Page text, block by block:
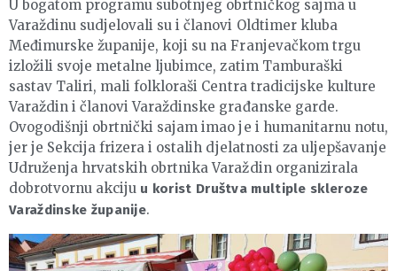
U bogatom programu subotnjeg obrtničkog sajma u
Varaždinu sudjelovali su i članovi Oldtimer kluba
Međimurske županije, koji su na Franjevačkom trgu
izložili svoje metalne ljubimce, zatim Tamburaški
sastav Taliri, mali folkloraši Centra tradicijske kulture
Varaždin i članovi Varaždinske građanske garde.
Ovogodišnji obrtnički sajam imao je i humanitarnu notu,
jer je Sekcija frizera i ostalih djelatnosti za uljepšavanje
Udruženja hrvatskih obrtnika Varaždin organizirala
dobrotvornu akciju u korist Društva multiple skleroze
Varaždinske županije.